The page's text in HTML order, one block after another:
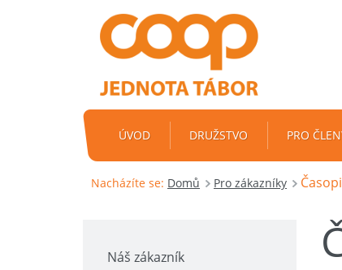
ÚVOD DRUŽSTVO PRO
Nacházíte se: Domů Pro zákazníky
Náš zákazník